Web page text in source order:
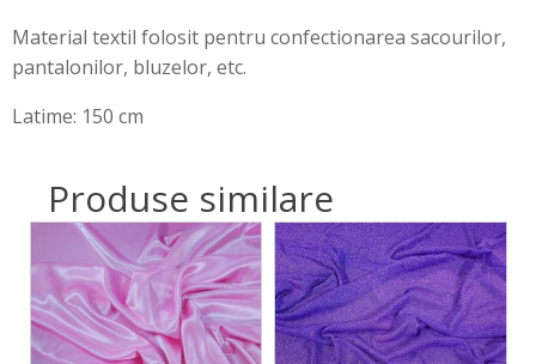
Material textil folosit pentru confectionarea sacourilor,
pantalonilor, bluzelor, etc.
Latime: 150 cm
Produse similare